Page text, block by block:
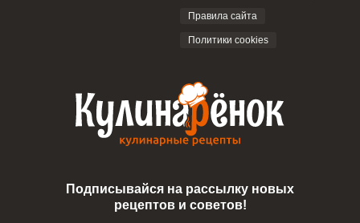
Правила сайта
Политики cookies
Подписывайся на рассылку новых
рецептов и советов!